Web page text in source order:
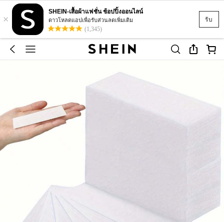
รับ
×
SHEIN-เสื้อผ้าแฟชั่น ช้อปปิ้งออนไลน์
ดาวโหลดแอปเพื่อรับส่วนลดเพิ่มเติม
(1,345)